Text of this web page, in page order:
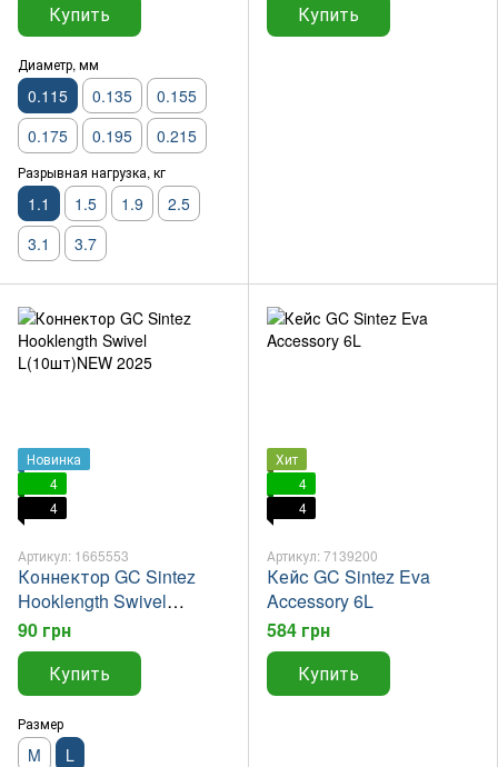
Купить
Диаметр, мм
0.115 0.135
0.155
0.175
0.195 0.215
Разрывная нагрузка, кг
1.1 1.5 1.9
2.5
3.1
3.7
Купить
Новинка
4
4
Артикул: 1665553
Коннектор GC Sintez
Hooklength Swivel
L(10шт)NEW 2025
90 грн
Купить
Размер
M L
Хит
4
4
Артикул: 7139200
Кейс GC Sintez Eva
Accessory 6L
584 грн
Купить